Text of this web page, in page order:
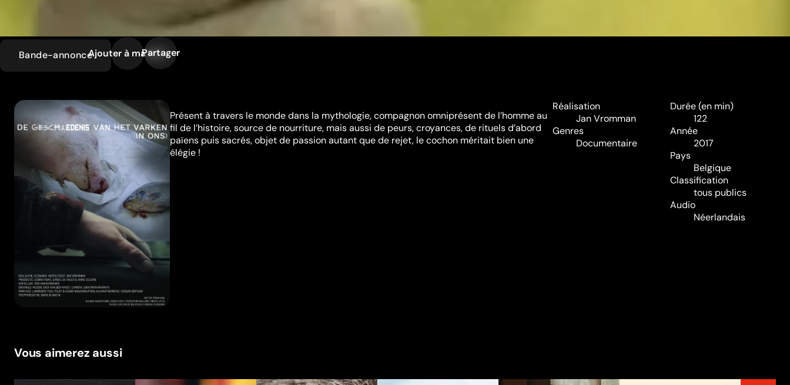
Bande-annonceAjouter à ma liste
Partager
Présent à travers le monde dans la mythologie, compagnon omniprésent de l’homme au
fil de l’histoire, source de nourriture, mais aussi de peurs, croyances, de rituels d’abord
païens puis sacrés, objet de passion autant que de rejet, le cochon méritait bien une
élégie !
Réalisation
Jan Vromman
Genres
Documentaire
Durée (en min)
122
Année
2017
Pays
Belgique
Classification
tous publics
Audio
Néerlandais
Vous aimerez aussi